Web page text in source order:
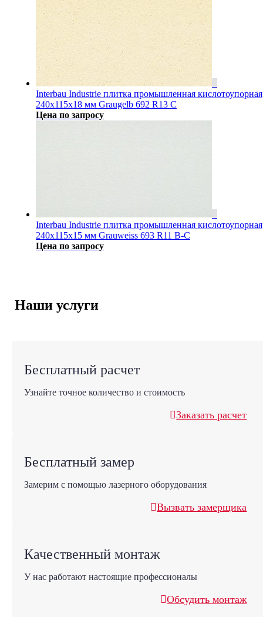
Interbau Industrie плитка промышленная кислотоупорная
240x115x18 мм Graugelb 692 R13 C
Цена по запросу
Interbau Industrie плитка промышленная кислотоупорная
240x115x15 мм Grauweiss 693 R11 B-C
Цена по запросу
Наши услуги
Бесплатный расчет
Узнайте точное количество и стоимость
Заказать расчет
Бесплатный замер
Замерим с помощью лазерного оборудования
Вызвать замерщика
Качественный монтаж
У нас работают настоящие профессионалы
Обсудить монтаж